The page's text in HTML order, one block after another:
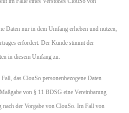
Daten nur in dem Umfang erheben und nutzen,
erfordert. Der Kunde stimmt der
in diesem Umfang zu.
das ClouSo personenbezogene Daten
von § 11 BDSG eine Vereinbarung
nach der Vorgabe von ClouSo. Im Fall von